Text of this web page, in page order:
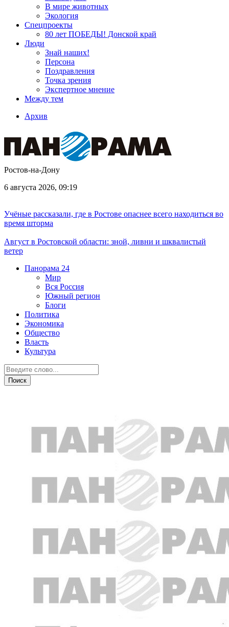
В мире животных
Экология
Спецпроекты
80 лет ПОБЕДЫ! Донской край
Люди
Знай наших!
Персона
Поздравления
Точка зрения
Экспертное мнение
Между тем
Архив
Ростов-на-Дону
6 августа 2026, 09:19
Учёные рассказали, где в Ростове опаснее всего находиться во
время шторма
Август в Ростовской области: зной, ливни и шквалистый
ветер
Панорама 24
Мир
Вся Россия
Южный регион
Блоги
Политика
Экономика
Общество
Власть
Культура